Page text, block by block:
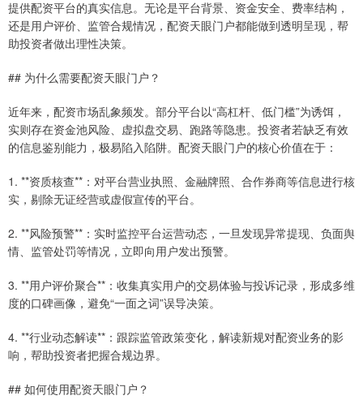
提供配资平台的真实信息。无论是平台背景、资金安全、费率结构，
还是用户评价、监管合规情况，配资天眼门户都能做到透明呈现，帮
助投资者做出理性决策。
## 为什么需要配资天眼门户？
近年来，配资市场乱象频发。部分平台以“高杠杆、低门槛”为诱饵，
实则存在资金池风险、虚拟盘交易、跑路等隐患。投资者若缺乏有效
的信息鉴别能力，极易陷入陷阱。配资天眼门户的核心价值在于：
1. **资质核查**：对平台营业执照、金融牌照、合作券商等信息进行核
实，剔除无证经营或虚假宣传的平台。
2. **风险预警**：实时监控平台运营动态，一旦发现异常提现、负面舆
情、监管处罚等情况，立即向用户发出预警。
3. **用户评价聚合**：收集真实用户的交易体验与投诉记录，形成多维
度的口碑画像，避免“一面之词”误导决策。
4. **行业动态解读**：跟踪监管政策变化，解读新规对配资业务的影
响，帮助投资者把握合规边界。
## 如何使用配资天眼门户？